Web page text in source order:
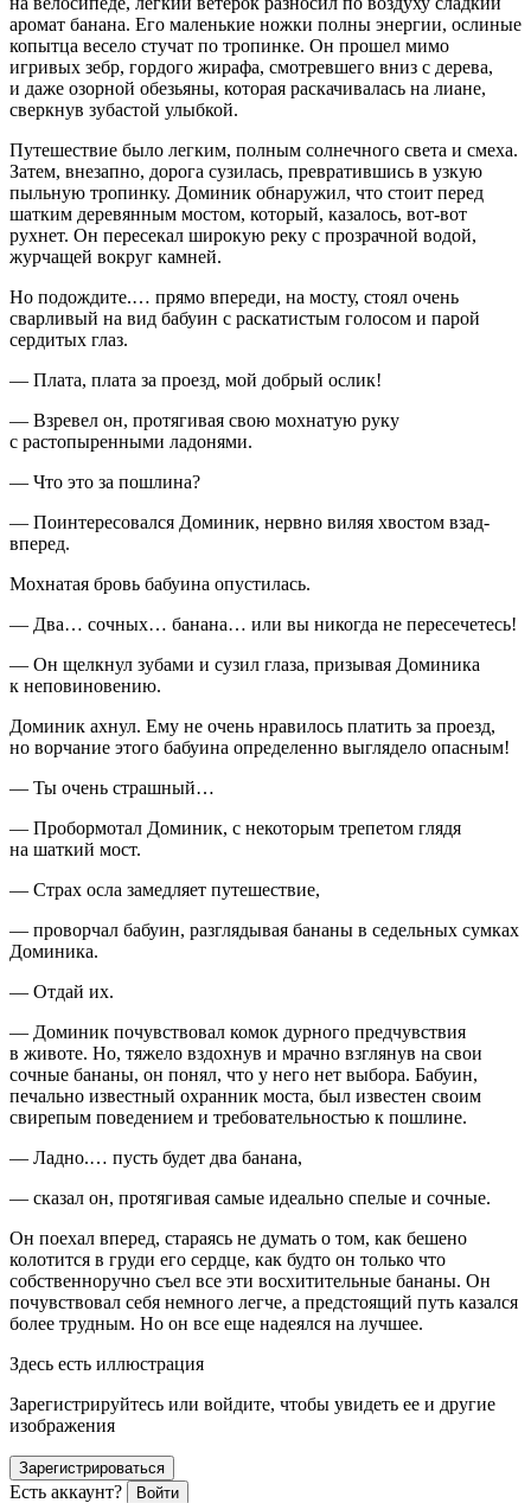
аромат банана. Его маленькие ножки полны энергии, ослиные
копытца весело стучат по тропинке. Он прошел мимо
игривых зебр, гордого жирафа, смотревшего вниз с дерева,
и даже озорной обезьяны, которая раскачивалась на лиане,
сверкнув зубастой улыбкой.
Путешествие было легким, полным солнечного света и смеха.
Затем, внезапно, дорога сузилась, превратившись в узкую
пыльную тропинку. Доминик обнаружил, что стоит перед
шатким деревянным мостом, который, казалось, вот-вот
рухнет. Он пересекал широкую реку с прозрачной водой,
журчащей вокруг камней.
Но подождите.… прямо впереди, на мосту, стоял очень
сварливый на вид бабуин с раскатистым голосом и парой
сердитых глаз.
— Плата, плата за проезд, мой добрый ослик!
— Взревел он, протягивая свою мохнатую руку
с растопыренными ладонями.
— Что это за пошлина?
— Поинтересовался Доминик, нервно виляя хвостом взад-
вперед.
Мохнатая бровь бабуина опустилась.
— Два… сочных… банана… или вы никогда не пересечетесь!
— Он щелкнул зубами и сузил глаза, призывая Доминика
к неповиновению.
Доминик ахнул. Ему не очень нравилось платить за проезд,
но ворчание этого бабуина определенно выглядело опасным!
— Ты очень страшный…
— Пробормотал Доминик, с некоторым трепетом глядя
на шаткий мост.
— Страх осла замедляет путешествие,
— проворчал бабуин, разглядывая бананы в седельных сумках
Доминика.
— Отдай их.
— Доминик почувствовал комок дурного предчувствия
в животе. Но, тяжело вздохнув и мрачно взглянув на свои
сочные бананы, он понял, что у него нет выбора. Бабуин,
печально известный охранник моста, был известен своим
свирепым поведением и требовательностью к пошлине.
— Ладно.… пусть будет два банана,
— сказал он, протягивая самые идеально спелые и сочные.
Он поехал вперед, стараясь не думать о том, как бешено
колотится в груди его сердце, как будто он только что
собственноручно съел все эти восхитительные бананы. Он
почувствовал себя немного легче, а предстоящий путь казался
более трудным. Но он все еще надеялся на лучшее.
Здесь есть иллюстрация
Зарегистрируйтесь или войдите, чтобы увидеть ее и другие
изображения
Зарегистрироваться
Есть аккаунт? Войти